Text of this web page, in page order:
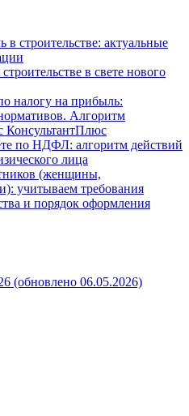
строительстве: актуальные
в свете нового
налогу на прибыль:
Алгоритм
КонсультантПлюс
по НДФЛ: алгоритм действий
лица
(женщины,
учитываем требования
и порядок оформления
(обновлено 06.05.2026)